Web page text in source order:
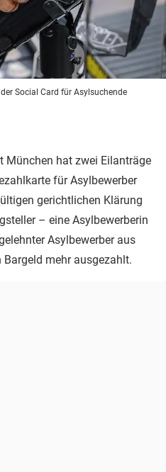
Social Card für Asylsuchende
München hat zwei Eilanträge
für Asylbewerber
gerichtlichen Klärung
– eine Asylbewerberin
Asylbewerber aus
mehr ausgezahlt.